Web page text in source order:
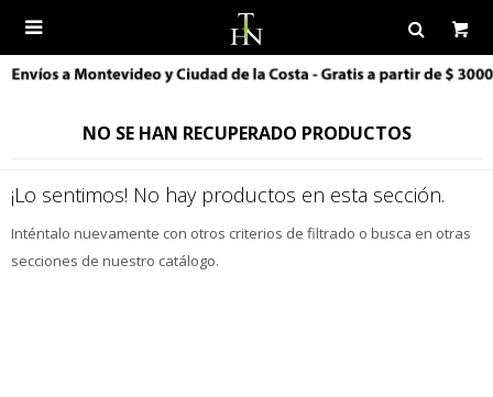

NO SE HAN RECUPERADO PRODUCTOS
¡Lo sentimos! No hay productos en esta sección.
Inténtalo nuevamente con otros criterios de filtrado o busca en otras
secciones de nuestro catálogo.